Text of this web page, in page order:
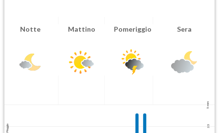
Notte Mattino Pomeriggio Sera
5 mm
2.5
Pioggia